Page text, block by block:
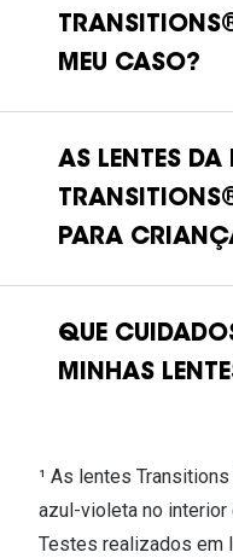
MEU CASO?
AS LENTES
PARA
QUE
MINHAS
¹ As lentes
azul-violeta no interior
Testes realizados em